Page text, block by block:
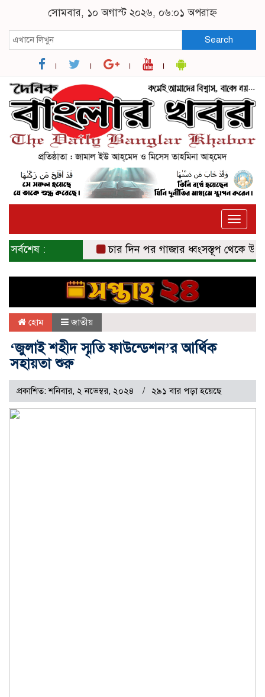
সোমবার, ১০ অগাস্ট ২০২৬, ০৬:০১ অপরাহ্ন
Search
Toggle
সর্বশেষ : চার দিন পর গাজার ধ্বংসস্তূপ থেকে উদ্ধার
হোম জাতীয়
‘জুলাই শহীদ স্মৃতি ফাউন্ডেশন’র আর্থিক
সহায়তা শুরু
প্রকাশিত: শনিবার, ২ নভেম্বর, ২০২৪ ২৯১ বার পড়া হয়েছে